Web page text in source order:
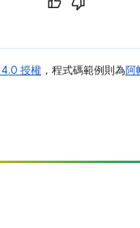
授權 ，程式碼範例則為阿